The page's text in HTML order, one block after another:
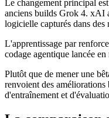
Le changement principal
anciens builds Grok 4. xAI
logicielle capturés dans des
L'apprentissage par
codage agentique lancée
Plutôt que de mener une
renvoient des
d'entraînement et